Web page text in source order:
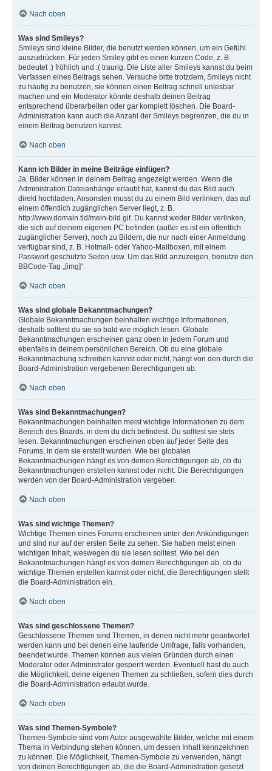
Nach oben
Was sind Smileys?
Smileys sind kleine Bilder, die benutzt werden können, um ein Gefühl
auszudrücken. Für jeden Smiley gibt es einen kurzen Code, z. B.
bedeutet :) fröhlich und :( traurig. Die Liste aller Smileys kannst du beim
Verfassen eines Beitrags sehen. Versuche bitte trotzdem, Smileys nicht
zu häufig zu benutzen, sie können einen Beitrag schnell unlesbar
machen und ein Moderator könnte deshalb deinen Beitrag
entsprechend überarbeiten oder gar komplett löschen. Die Board-
Administration kann auch die Anzahl der Smileys begrenzen, die du in
einem Beitrag benutzen kannst.
Nach oben
Kann ich Bilder in meine Beiträge einfügen?
Ja, Bilder können in deinem Beitrag angezeigt werden. Wenn die
Administration Dateianhänge erlaubt hat, kannst du das Bild auch
direkt hochladen. Ansonsten musst du zu einem Bild verlinken, das auf
einem öffentlich zugänglichen Server liegt, z. B.
http://www.domain.tld/mein-bild.gif. Du kannst weder Bilder verlinken,
die sich auf deinem eigenen PC befinden (außer es ist ein öffentlich
zugänglicher Server), noch zu Bildern, die nur nach einer Anmeldung
verfügbar sind, z. B. Hotmail- oder Yahoo-Mailboxen, mit einem
Passwort geschützte Seiten usw. Um das Bild anzuzeigen, benutze den
BBCode-Tag „[img]“.
Nach oben
Was sind globale Bekanntmachungen?
Globale Bekanntmachungen beinhalten wichtige Informationen,
deshalb solltest du sie so bald wie möglich lesen. Globale
Bekanntmachungen erscheinen ganz oben in jedem Forum und
ebenfalls in deinem persönlichen Bereich. Ob du eine globale
Bekanntmachung schreiben kannst oder nicht, hängt von den durch die
Board-Administration vergebenen Berechtigungen ab.
Nach oben
Was sind Bekanntmachungen?
Bekanntmachungen beinhalten meist wichtige Informationen zu dem
Bereich des Boards, in dem du dich befindest. Du solltest sie stets
lesen. Bekanntmachungen erscheinen oben auf jeder Seite des
Forums, in dem sie erstellt wurden. Wie bei globalen
Bekanntmachungen hängt es von deinen Berechtigungen ab, ob du
Bekanntmachungen erstellen kannst oder nicht. Die Berechtigungen
werden von der Board-Administration vergeben.
Nach oben
Was sind wichtige Themen?
Wichtige Themen eines Forums erscheinen unter den Ankündigungen
und sind nur auf der ersten Seite zu sehen. Sie haben meist einen
wichtigen Inhalt, weswegen du sie lesen solltest. Wie bei den
Bekanntmachungen hängt es von deinen Berechtigungen ab, ob du
wichtige Themen erstellen kannst oder nicht; die Berechtigungen stellt
die Board-Administration ein.
Nach oben
Was sind geschlossene Themen?
Geschlossene Themen sind Themen, in denen nicht mehr geantwortet
werden kann und bei denen eine laufende Umfrage, falls vorhanden,
beendet wurde. Themen können aus vielen Gründen durch einen
Moderator oder Administrator gesperrt werden. Eventuell hast du auch
die Möglichkeit, deine eigenen Themen zu schließen, sofern dies durch
die Board-Administration erlaubt wurde.
Nach oben
Was sind Themen-Symbole?
Themen-Symbole sind vom Autor ausgewählte Bilder, welche mit einem
Thema in Verbindung stehen können, um dessen Inhalt kennzeichnen
zu können. Die Möglichkeit, Themen-Symbole zu verwenden, hängt
von deinen Berechtigungen ab, die die Board-Administration gesetzt